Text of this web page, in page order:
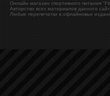
Онлайн магазин спортивного питания
Авторство всех материалов данного
Любые перепечатки в офлайновых